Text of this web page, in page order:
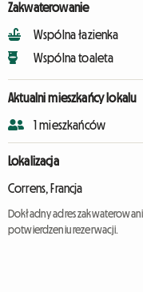
Zakwaterowanie
Wspólna łazienka
Wspólna toaleta
Aktualni mieszkańcy lokalu
1 mieszkańców
Lokalizacja
Correns, Francja
Dokładny adres
potwierdzeniu rezerwacji.